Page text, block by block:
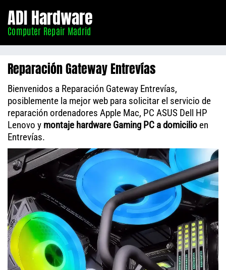
Madrid
ADI Hardware
Computer Repair Madrid
Reparación Gateway Entrevías
Bienvenidos a Reparación Gateway Entrevías,
posiblemente la mejor web para solicitar el servicio de
reparación ordenadores Apple Mac, PC ASUS Dell HP
Lenovo y montaje hardware Gaming PC a domicilio en
Entrevías.